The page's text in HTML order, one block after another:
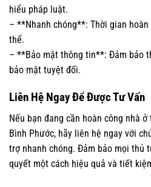
hiểu pháp luật.
– **Nhanh chóng**: Thời gian
thể.
– **Bảo mật thông tin**: Đảm bảo
bảo mật tuyệt đối.
Liên Hệ Ngay Để Được Tư Vấn
Nếu bạn đang cần hoàn công nhà
Bình Phước, hãy liên hệ ngay với
trợ nhanh chóng. Đảm bảo mọi thủ
quyết một cách hiệu quả và tiết